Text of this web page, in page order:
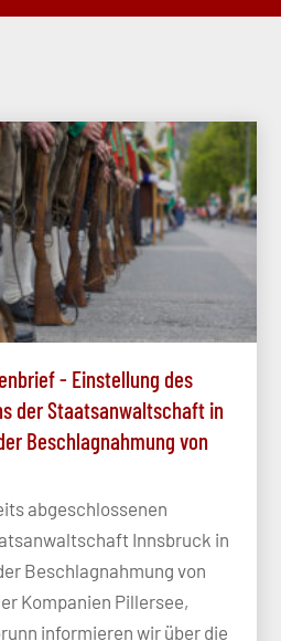
- Einstellung des
der Staatsanwaltschaft in
Beschlagnahmung von
abgeschlossenen
Innsbruck in
Beschlagnahmung von
Kompanien Pillersee,
informieren wir über die